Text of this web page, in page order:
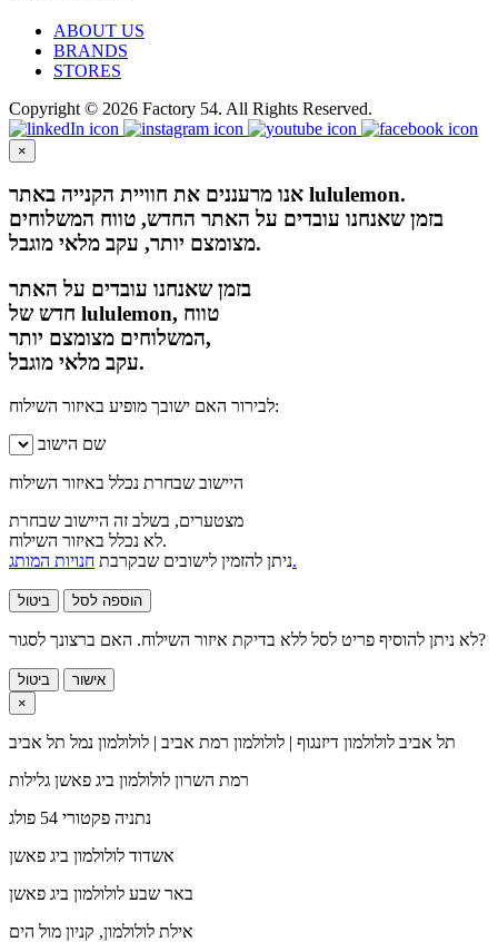
ABOUT US
BRANDS
STORES
Copyright © 2026 Factory 54. All Rights Reserved.
×
אנו מרעננים את חוויית הקנייה באתר lululemon.
בזמן שאנחנו עובדים על האתר החדש, טווח המשלוחים
מצומצם יותר, עקב מלאי מוגבל.
בזמן שאנחנו עובדים על האתר
חדש של lululemon, טווח
המשלוחים מצומצם יותר,
עקב מלאי מוגבל.
לבירור האם ישובך מופיע באיזור השילוח:
שם הישוב
היישוב שבחרת נכלל באיזור השילוח
מצטערים, בשלב זה היישוב שבחרת
לא נכלל באיזור השילוח.
ניתן להזמין לישובים שבקרבתחנויות המותג.
ביטול הוספה לסל
לא ניתן להוסיף פריט לסל ללא בדיקת איזור השילוח. האם ברצונך לסגור?
ביטול
אישור
×
תל אביב לולולמון דיזנגוף | לולולמון רמת אביב | לולולמון נמל תל אביב
רמת השרון לולולמון ביג פאשן גלילות
נתניה פקטורי 54 פולג
אשדוד לולולמון ביג פאשן
באר שבע לולולמון ביג פאשן
אילת לולולמון, קניון מול הים